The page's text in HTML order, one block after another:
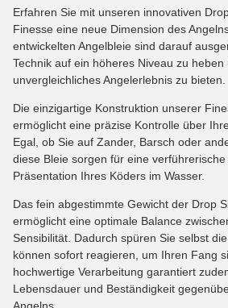
Erfahren Sie mit unseren innovativen
Finesse eine neue Dimension des
entwickelten Angelbleie sind darauf
Technik auf ein höheres Niveau zu heben
unvergleichliches Angelerlebnis zu bieten.
Die einzigartige Konstruktion unserer
ermöglicht eine präzise Kontrolle über
Egal, ob Sie auf Zander, Barsch oder
diese Bleie sorgen für eine
Präsentation Ihres Köders im Wasser.
Das fein abgestimmte Gewicht der Drop
ermöglicht eine optimale Balance
Sensibilität. Dadurch spüren Sie selbst
können sofort reagieren, um Ihren Fang
hochwertige Verarbeitung garantiert
Lebensdauer und Beständigkeit
Angelns.